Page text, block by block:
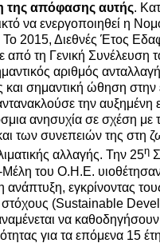
απόφασης αυτής.
να ενεργοποιηθεί η
Το 2015, Διεθνές Έτος
από τη Γενική Συνέλευση
αριθμός
σημαντική ώθηση στην
την αυξημένη
ανησυχία σε σχέση με
των συνεπειών της στη
αλλαγής. Την 25η
του Ο.Η.Ε.
ανάπτυξη, εγκρίνοντας
(Sustainable
να καθοδηγήσουν
για τα επόμενα 15